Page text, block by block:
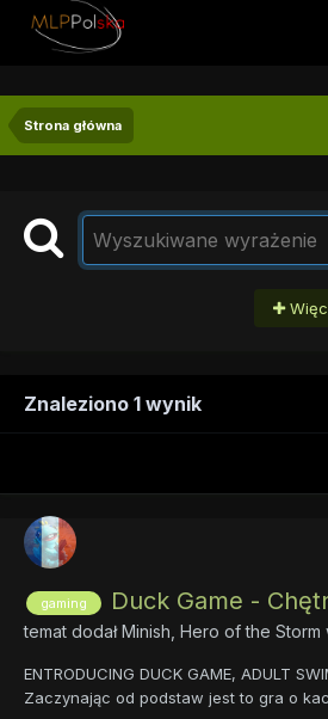
Strona główna
Znaleziono 1 wynik
gaming Duck Game -
temat dodałMinish, Hero of the Storm
ENTRODUCING DUCK GAME, ADULT
Zaczynając od podstaw jest to gra o